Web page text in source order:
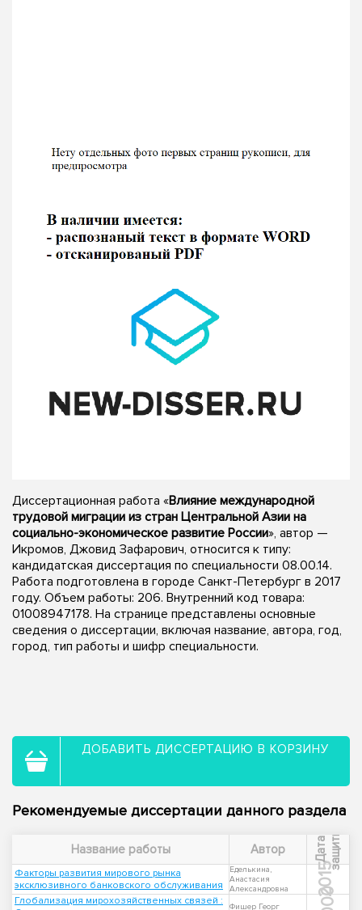
Диссертационная работа «Влияние международной
трудовой миграции из стран Центральной Азии на
социально-экономическое развитие России», автор —
Икромов, Джовид Зафарович, относится к типу:
кандидатская диссертация по специальности 08.00.14.
Работа подготовлена в городе Санкт-Петербург в 2017
году. Объем работы: 206. Внутренний код товара:
01008947178. На странице представлены основные
сведения о диссертации, включая название, автора, год,
город, тип работы и шифр специальности.
ДОБАВИТЬ ДИССЕРТАЦИЮ В КОРЗИНУ
Рекомендуемые диссертации данного раздела
Название работы Автор Д
а
т
а
з
а
щ
и
ты
Факторы развития мирового рынка
эксклюзивного банковского обслуживания
Еделькина,
Анастасия
Александровна
2015
Глобализация мирохозяйственных связей :
Фишер Георг